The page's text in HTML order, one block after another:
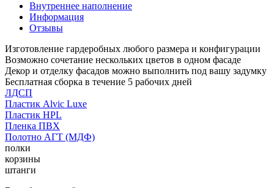
Внутреннее наполнение
Информация
Отзывы
Изготовление гардеробных любого размера и конфигурации
Возможно сочетание нескольких цветов в одном фасаде
Декор и отделку фасадов можно выполнить под вашу задумку
Бесплатная сборка в течение 5 рабочих дней
ЛДСП
Пластик Alvic Luxe
Пластик HPL
Пленка ПВХ
Полотно АГТ (МДФ)
полки
корзины
штанги